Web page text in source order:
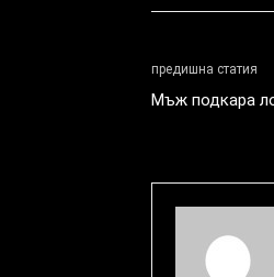
предишна статия
Мъж подкара